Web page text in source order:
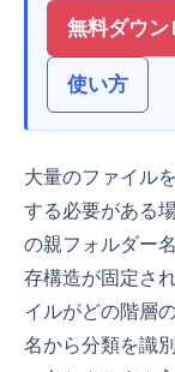
無料ダウン
使い方
大量のファイルを処理する際に動的にソース情報を保持
する必要がある
の親フォルダー
存構造が固定さ
イルがどの階層
名から分類を識